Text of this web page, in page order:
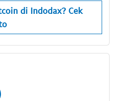
di Indodax? Cek